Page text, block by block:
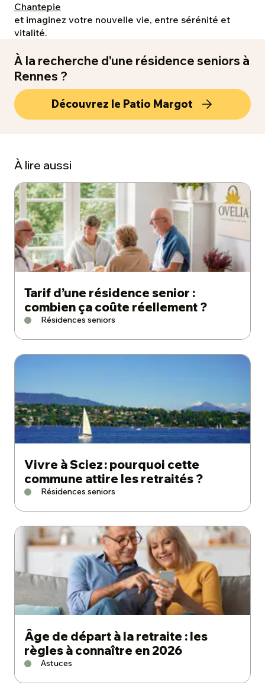
Chantepie
et imaginez votre nouvelle vie, entre sérénité et
vitalité.
À la recherche d'une résidence seniors à
Rennes ?
Découvrez le Patio Margot
À lire aussi
Tarif d’une résidence senior :
combien ça coûte réellement ?
Résidences seniors
Vivre à Sciez : pourquoi cette
commune attire les retraités ?
Résidences seniors
Âge de départ à la retraite : les
règles à connaître en 2026
Astuces